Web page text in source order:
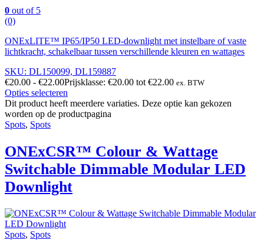
0 out of 5
(0)
ONExLITE™ IP65/IP50 LED-downlight met instelbare of vaste
lichtkracht, schakelbaar tussen verschillende kleuren en wattages
SKU: DL150099, DL159887
€20.00 - €22.00Prijsklasse: €20.00 tot €22.00 ex. BTW
Opties selecteren
Dit product heeft meerdere variaties. Deze optie kan gekozen
worden op de productpagina
Spots, Spots
ONExCSR™ Colour & Wattage
Switchable Dimmable Modular LED
Downlight
Spots, Spots